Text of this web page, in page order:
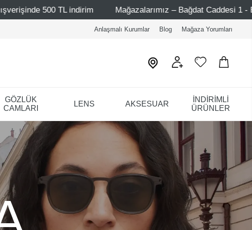
Mağazalarımız – Bağdat Caddesi 1 - Bağdat Caddesi 2 -
Anlaşmalı Kurumlar Blog Mağaza Yorumları
GÖZLÜK
CAMLARI
LENS AKSESUAR
İNDİRİMLİ
ÜRÜNLER